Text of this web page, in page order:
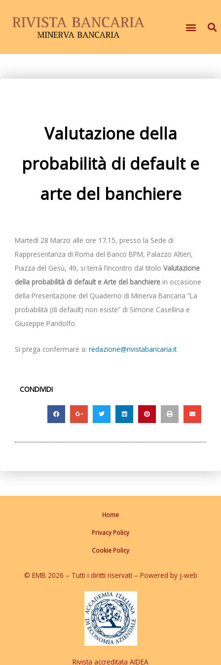
Valutazione della
probabilità di default e
arte del banchiere
Martedì 28 Marzo alle ore 17.15, presso la Sede di
Rappresentanza di Roma del Banco BPM, Palazzo Altieri,
Piazza del Gesù, 49, si terrà l’incontro dal titolo Valutazione
della probabilità di default e Arte del banchiere in occasione
della Presentazione del Quaderno di Minerva Bancaria “La
probabilità (di default) non esiste” di Simone Casellina e
Giuseppe Pandolfo.
Si prega confermare a: redazione@rivistabancaria.it
CONDIVIDI
Home
Privacy Policy
Cookie Policy
© EMB 2026 – Tutti i diritti riservati – Powered by j-web
Rivista accreditata AIDEA